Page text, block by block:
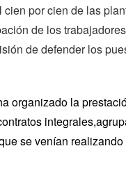
por cien de las
de los
de defender los
organizado la
se venían realizando